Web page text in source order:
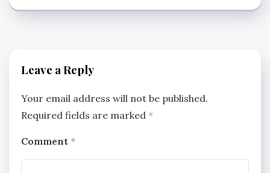
Leave a Reply
Your email address will not be published.
Required fields are marked *
Comment *